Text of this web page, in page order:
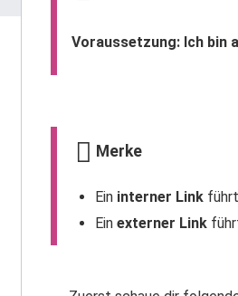
Voraussetzung: Ich bin
Merke
Ein interner Linkführt
Ein externer Link